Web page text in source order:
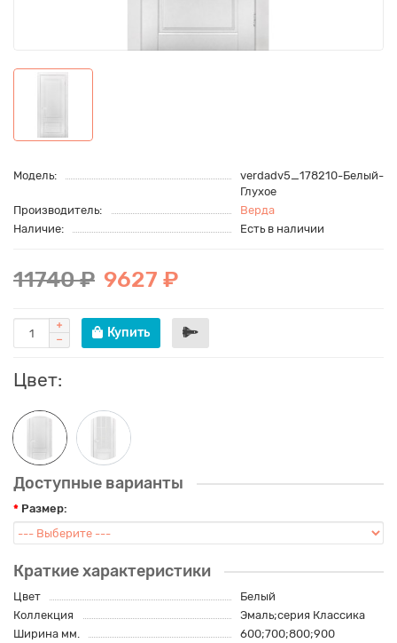
Модель:
verdadv5_178210-Белый-
Глухое
Производитель:
Верда
Наличие:
Есть в наличии
11740 ₽ 9627 ₽
Купить
Цвет:
Доступные варианты
Размер:
Краткие характеристики
Цвет
Белый
Коллекция
Эмаль;серия Классика
Ширина мм.
600;700;800;900